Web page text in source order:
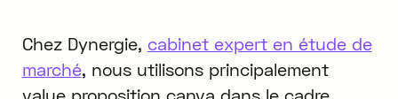
Chez Dynergie, cabinet expert en étude de
marché, nous utilisons principalement
value proposition canva dans le cadre